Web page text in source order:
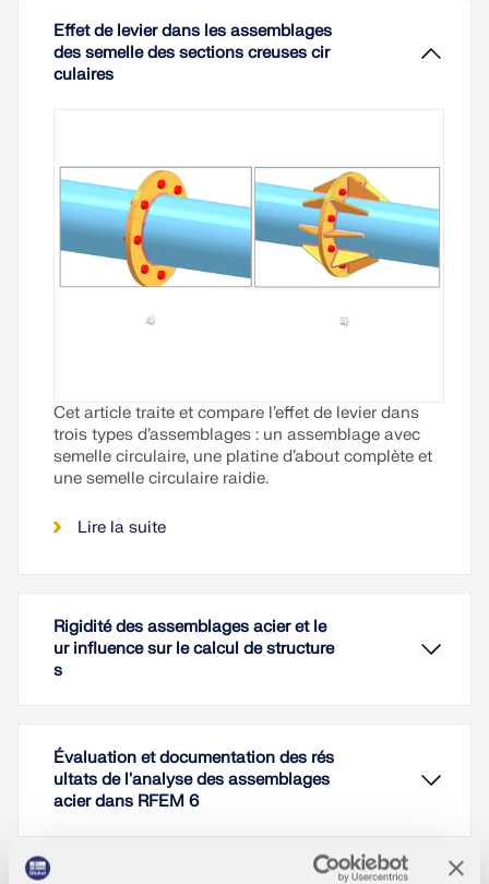
Effet de levier dans les assemblages
des semelle des sections creuses cir
culaires
Cet article traite et compare l’effet de levier dans
trois types d’assemblages : un assemblage avec
semelle circulaire, une platine d’about complète et
une semelle circulaire raidie.
Lire la suite
Rigidité des assemblages acier et le
ur influence sur le calcul de structure
s
Évaluation et documentation des rés
ultats de l'analyse des assemblages
acier dans RFEM 6